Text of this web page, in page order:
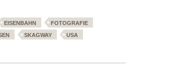
EISENBAHN
FOTOGRAFIE
SKAGWAY
USA